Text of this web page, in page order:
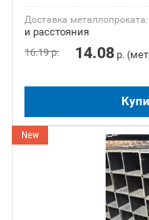
Доставка металлопроката:
и расстояния
16.19р. 14.08 р.
New